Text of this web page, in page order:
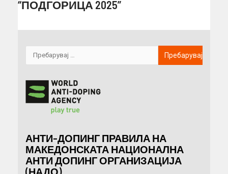
“ПОДГОРИЦА 2025”
АНТИ-ДОПИНГ ПРАВИЛА НА
МАКЕДОНСКАТА НАЦИОНАЛНА
АНТИ ДОПИНГ ОРГАНИЗАЦИЈА
(НАДО)